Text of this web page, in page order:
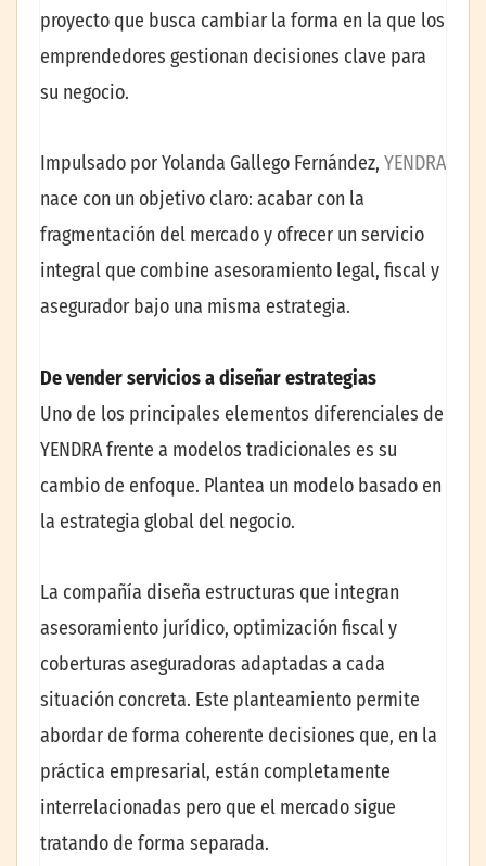
proyecto que busca cambiar la forma en la que los
emprendedores gestionan decisiones clave para
su negocio.
Impulsado por Yolanda Gallego Fernández, YENDRA
nace con un objetivo claro: acabar con la
fragmentación del mercado y ofrecer un servicio
integral que combine asesoramiento legal, fiscal y
asegurador bajo una misma estrategia.
De vender servicios a diseñar estrategias
Uno de los principales elementos diferenciales de
YENDRA frente a modelos tradicionales es su
cambio de enfoque. Plantea un modelo basado en
la estrategia global del negocio.
La compañía diseña estructuras que integran
asesoramiento jurídico, optimización fiscal y
coberturas aseguradoras adaptadas a cada
situación concreta. Este planteamiento permite
abordar de forma coherente decisiones que, en la
práctica empresarial, están completamente
interrelacionadas pero que el mercado sigue
tratando de forma separada.